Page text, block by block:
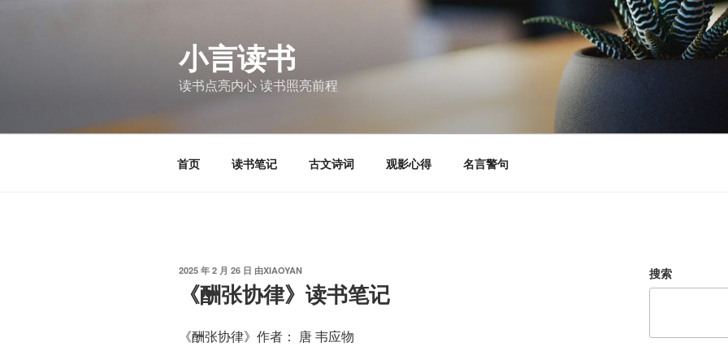
小言读书
读书点亮内心 读书照亮前程
首页 读书笔记 古文诗词 观影心得 名言警句
发
2025 年 2 月 26 日 由XIAOYAN
《酬张协律》读书笔记
《酬张协律》作者： 唐 韦应物
搜索